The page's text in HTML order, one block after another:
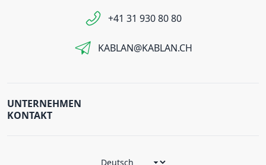
+41 31 930 80 80
KABLAN@KABLAN.CH
UNTERNEHMEN
KONTAKT